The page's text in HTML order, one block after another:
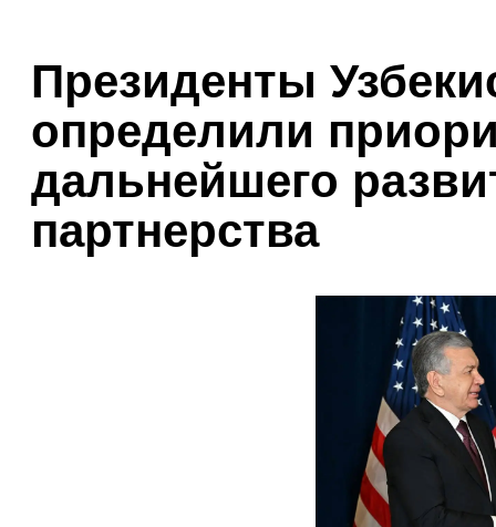
Президенты
определили
дальнейшего
партнерства